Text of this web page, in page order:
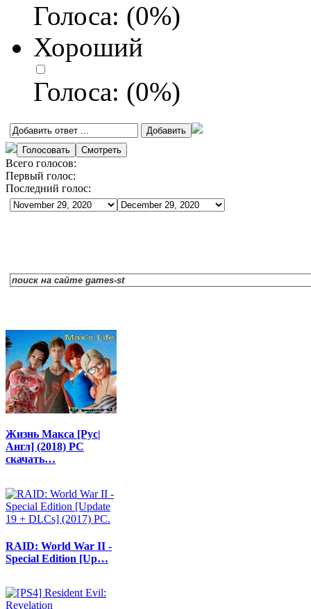
Голоса: (0%)
Хороший
Голоса: (0%)
Всего голосов:
Первый голос:
Последний голос:
Жизнь Макса [Рус|
Англ] (2018) PC
скачать…
RAID: World War II -
Special Edition [Up…